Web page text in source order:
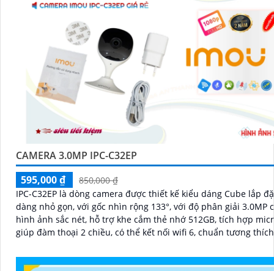
CAMERA 3.0MP IPC-C32EP
595,000 ₫
850,000 ₫
IPC-C32EP là dòng camera được thiết kế kiểu dáng Cube lắp
dàng nhỏ gọn, với gốc nhìn rộng 133°, với độ phân giải 3.0MP
hình ảnh sắc nét, hỗ trợ khe cắm thẻ nhớ 512GB, tích hợp
giúp đàm thoại 2 chiều, có thể kết nối wifi 6, chuẩn tương